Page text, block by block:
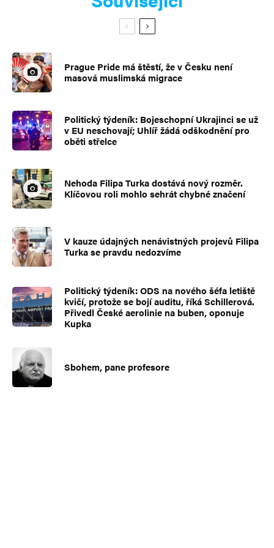
Prague Pride má štěstí, že v Česku není
masová muslimská migrace
Politický týdeník: Bojeschopní Ukrajinci se už
v EU neschovají; Uhlíř žádá odškodnění pro
oběti střelce
Nehoda Filipa Turka dostává nový rozměr.
Klíčovou roli mohlo sehrát chybné značení
V kauze údajných nenávistných projevů Filipa
Turka se pravdu nedozvíme
Politický týdeník: ODS na nového šéfa letiště
kvičí, protože se bojí auditu, říká Schillerová.
Přivedl České aerolinie na buben, oponuje
Kupka
Sbohem, pane profesore